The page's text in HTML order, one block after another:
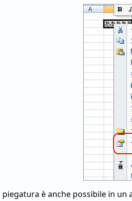
è anche possibile in un